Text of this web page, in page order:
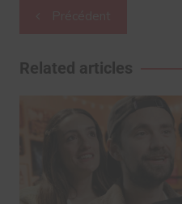
l’article
Related articles